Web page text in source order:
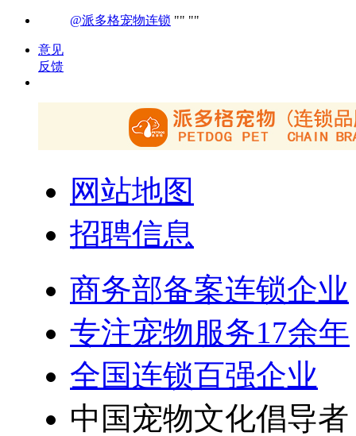
@派多格宠物连锁
意见
反馈
网站地图
招聘信息
商务部备案连锁企业
专注宠物服务17余年
全国连锁百强企业
中国宠物文化倡导者